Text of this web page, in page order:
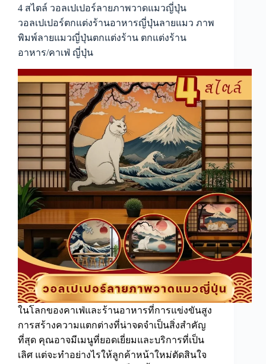
ภาพ
วาด
วิว
ญี่ปุ่น
วอลเปเปอร์
ติด
ผนัง
ลาย
วิว
ญี่ปุ่น
ภาพ
พิมพ์
ติด
ผนัง
ลาย
4 สไตล์ วอลเปเปอร์ลายภาพวาดแมวญี่ปุ่น
วอลเปเปอร์ตกแต่งร้านอาหารญี่ปุ่นลายแมว ภาพ
พิมพ์ลายแมวญี่ปุ่นตกแต่งร้าน ตกแต่งร้าน
อาหาร/คาเฟ่ ญี่ปุ่น
ในโลกของคาเฟ่และร้านอาหารที่การแข่งขันสูง
การสร้างความแตกต่างที่น่าจดจำเป็นสิ่งสำคัญ
ที่สุด คุณอาจมีเมนูที่ยอดเยี่ยมและบริการที่เป็น
เลิศ แต่จะทำอย่างไรให้ลูกค้าหน้าใหม่ตัดสินใจ